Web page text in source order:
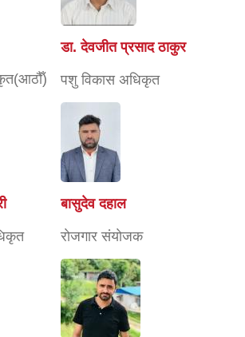
डा. देवजीत प्रसाद ठाकुर
पशु विकास अधिकृत
बासुदेव दहाल
राेजगार संयाेजक